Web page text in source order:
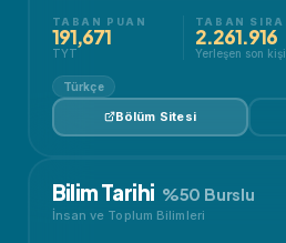
TABAN PUAN
191,671
TYT
2.261.916
Yerleşen son kişi
Türkçe
Bölüm Sitesi
Bilim Tarihi %50 Burslu
İnsan ve Toplum Bilimleri